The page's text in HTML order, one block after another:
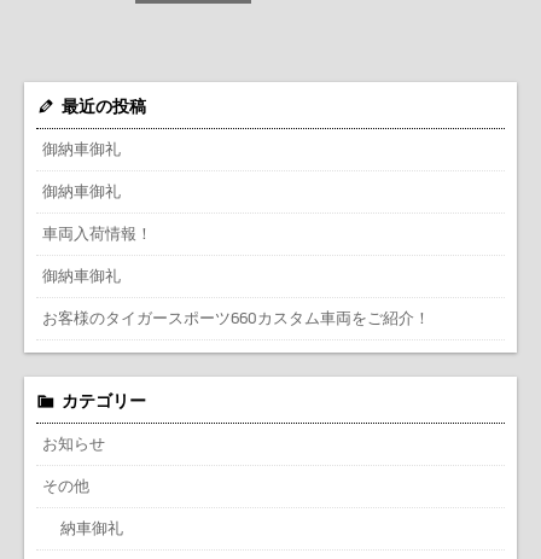
最近の投稿
御納車御礼
御納車御礼
車両入荷情報！
御納車御礼
お客様のタイガースポーツ660カスタム車両をご紹介！
カテゴリー
お知らせ
その他
納車御礼